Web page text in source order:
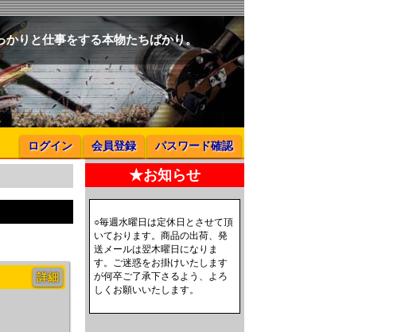
りと仕事をする本物たちばかり。
ログイン 会員登録 パスワード確認
詳細
★お知らせ
○毎週水曜日は定休日とさせて頂
いております。商品の出荷、発
送メールは翌木曜日になりま
す。ご迷惑をお掛けいたします
が何卒ご了承下さるよう、よろ
しくお願いいたします。